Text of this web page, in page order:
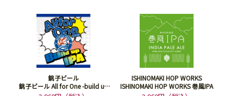
銚子ビール
銚子ビール All for One -build up
ISHINOMAKI HOP WORKS
ISHINOMAKI HOP WORKS 巻風IPA